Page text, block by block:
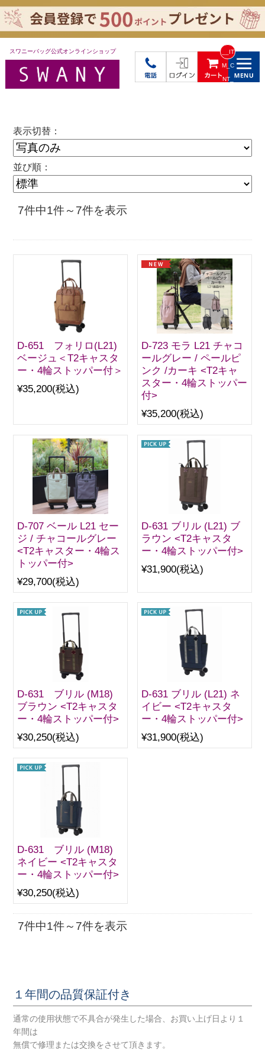
スワニーバッグ公式オンラインショップ __IT
M_C
NT_
表示切替：
並び順：
7件中1件～7件を表示
D-651 フォリロ(L21)
ベージュ＜T2キャスタ
ー・4輪ストッパー付＞
¥35,200(税込)
D-723 モラ L21 チャコ
ールグレー / ペールピ
ンク /カーキ <T2キャ
スター・4輪ストッパー
付>
¥35,200(税込)
D-707 ベール L21 セー
ジ / チャコールグレー
<T2キャスター・4輪ス
トッパー付>
¥29,700(税込)
D-631 ブリル (L21) ブ
ラウン <T2キャスタ
ー・4輪ストッパー付>
¥31,900(税込)
D-631 ブリル (M18)
ブラウン <T2キャスタ
ー・4輪ストッパー付>
¥30,250(税込)
D-631 ブリル (L21) ネ
イビー <T2キャスタ
ー・4輪ストッパー付>
¥31,900(税込)
D-631 ブリル (M18)
ネイビー <T2キャスタ
ー・4輪ストッパー付>
¥30,250(税込)
7件中1件～7件を表示
１年間の品質保証付き
通常の使用状態で不具合が発生した場合、お買い上げ日より１
年間は
無償で修理または交換をさせて頂きます。